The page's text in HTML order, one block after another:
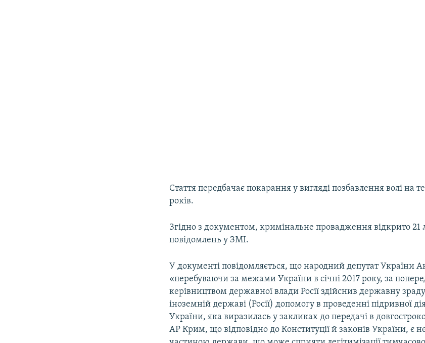
Стаття передбачає покарання у вигляді позбавлення волі на
років.
Згідно з документом, кримінальне провадження відкрито 21
повідомлень у ЗМІ.
У документі повідомляється, що народний депутат України
«перебуваючи за межами України в січні 2017 року, за
керівництвом державної влади Росії здійснив державну
іноземній державі (Росії) допомогу в проведенні підривної
України, яка виразилась у закликах до передачі в
АР Крим, що відповідно до Конституції й законів України, є